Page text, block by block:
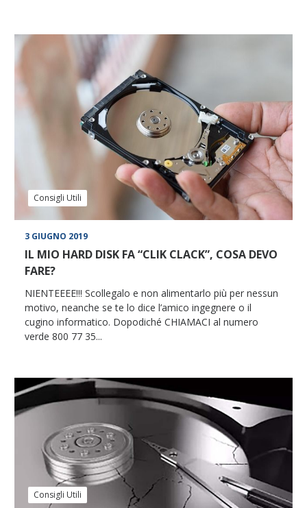
Consigli Utili
3 GIUGNO 2019
IL MIO HARD DISK FA “CLIK CLACK”, COSA DEVO
FARE?
NIENTEEEE!!! Scollegalo e non alimentarlo più per nessun
motivo, neanche se te lo dice l’amico ingegnere o il
cugino informatico. Dopodiché CHIAMACI al numero
verde 800 77 35...
Consigli Utili